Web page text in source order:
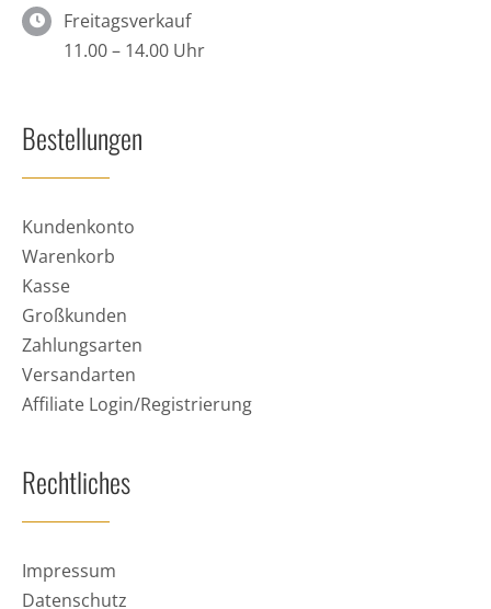
Freitagsverkauf
11.00 – 14.00 Uhr
Bestellungen
Kundenkonto
Warenkorb
Kasse
Großkunden
Zahlungsarten
Versandarten
Affiliate Login/Registrierung
Rechtliches
Impressum
Datenschutz